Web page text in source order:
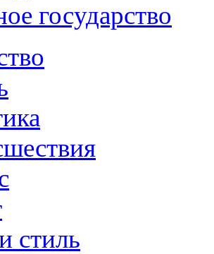
государство
стиль